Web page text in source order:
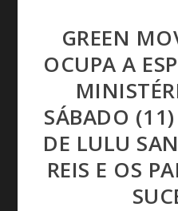
GREEN
OCUPA A
SÁBADO
DE LULU
REIS E OS